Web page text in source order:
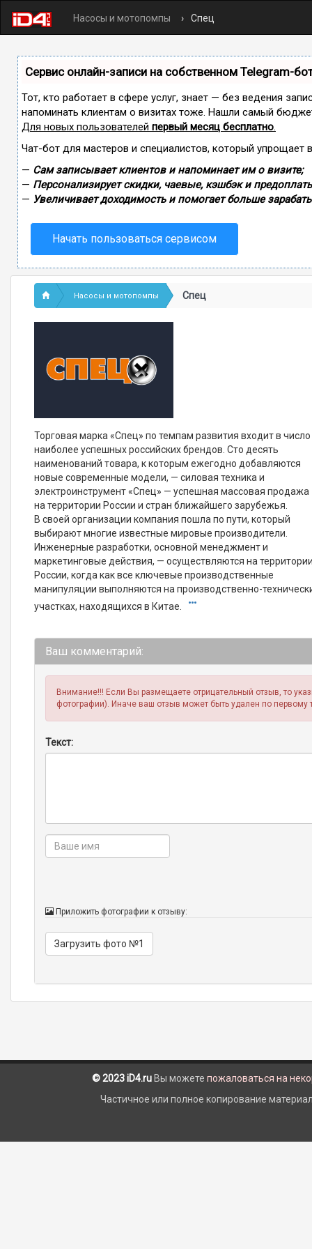
Насосы и мотопомпы Спец
Сервис онлайн-записи на собственном Telegram-
Тот, кто работает в сфере услуг, знает — без ведения
напоминать клиентам о визитах тоже. Нашли самый
Для новых пользователей первый месяц бесплатно.
Чат-бот для мастеров и специалистов, который упрощает
— Сам записывает клиентов и напоминает им о визите;
— Персонализирует скидки, чаевые, кэшбэк и
— Увеличивает доходимость и помогает больше
Начать пользоваться сервисом
Насосы и мотопомпы Спец
Торговая марка «Спец» по темпам развития входит в число
наиболее успешных российских брендов. Сто десять
наименований товара, к которым ежегодно добавляются
новые современные модели, — силовая техника и
электроинструмент «Спец» — успешная массовая продажа
на территории России и стран ближайшего зарубежья.
В своей организации компания пошла по пути, который
выбирают многие известные мировые производители.
Инженерные разработки, основной менеджмент и
маркетинговые действия, — осуществляются на
России, когда как все ключевые производственные
манипуляции выполняются на производственно-
участках, находящихся в Китае.
Ваш комментарий:
Внимание!!! Если Вы размещаете отрицательный отзыв, то
фотографии). Иначе ваш отзыв может быть удален по первому
Текст:
Приложить фотографии к отзыву:
Загрузить фото №1
© 2023 iD4.ru Вы можете пожаловаться на
Частичное или полное копирование